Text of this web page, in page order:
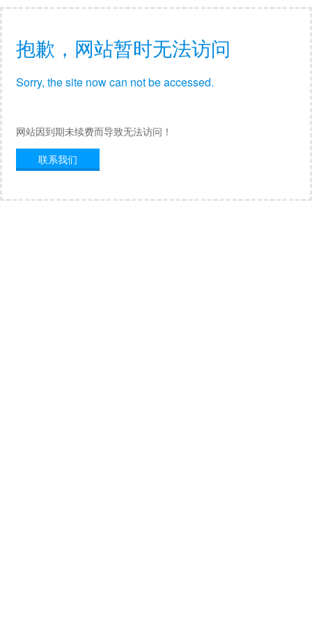
抱歉，网站暂时无法访问
Sorry, the site now can not be accessed.
网站因到期未续费而导致无法访问！
联系我们